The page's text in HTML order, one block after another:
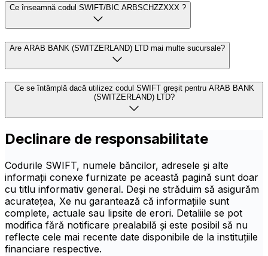
Ce înseamnă codul SWIFT/BIC ARBSCHZZXXX ?
Are ARAB BANK (SWITZERLAND) LTD mai multe sucursale?
Ce se întâmplă dacă utilizez codul SWIFT greșit pentru ARAB BANK
(SWITZERLAND) LTD?
Declinare de responsabilitate
Codurile SWIFT, numele băncilor, adresele și alte
informații conexe furnizate pe această pagină sunt doar
cu titlu informativ general. Deși ne străduim să asigurăm
acuratețea, Xe nu garantează că informațiile sunt
complete, actuale sau lipsite de erori. Detaliile se pot
modifica fără notificare prealabilă și este posibil să nu
reflecte cele mai recente date disponibile de la instituțiile
financiare respective.